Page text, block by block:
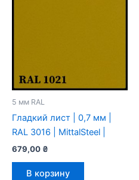
5 мм RAL
Гладкий лист | 0,7 мм |
RAL 3016 | MittalSteel |
679,00 ₴
В корзину